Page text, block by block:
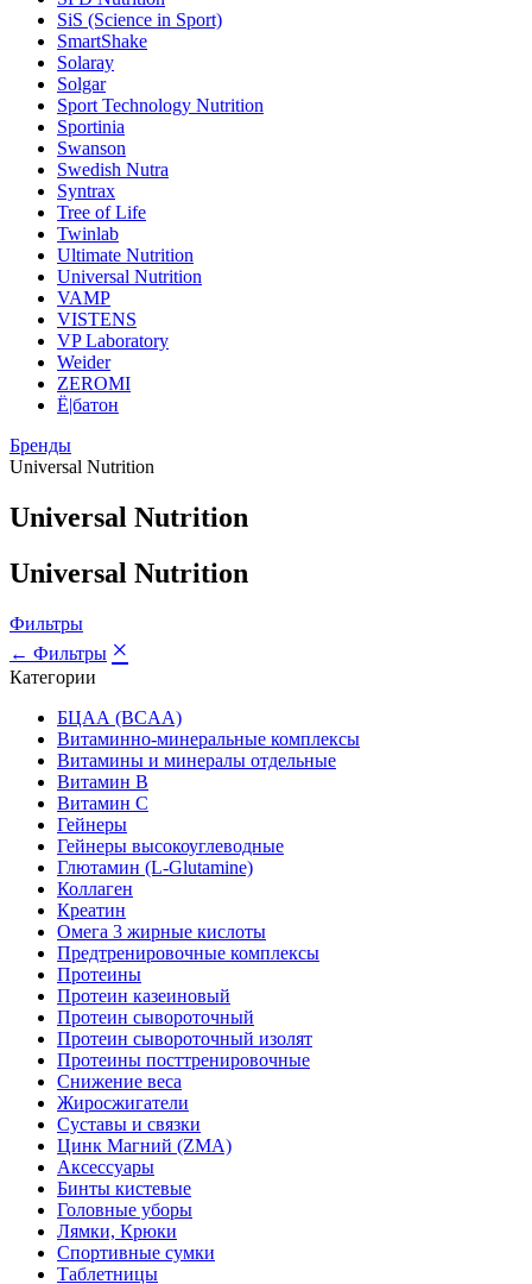
SiS (Science in Sport)
SmartShake
Solaray
Solgar
Sport Technology Nutrition
Sportinia
Swanson
Swedish Nutra
Syntrax
Tree of Life
Twinlab
Ultimate Nutrition
Universal Nutrition
VAMP
VISTENS
VP Laboratory
Weider
ZEROMI
Ё|батон
Бренды
Universal Nutrition
Universal Nutrition
Universal Nutrition
Фильтры
← Фильтры ×
Категории
БЦАА (BCAA)
Витаминно-минеральные комплексы
Витамины и минералы отдельные
Витамин B
Витамин C
Гейнеры
Гейнеры высокоуглеводные
Глютамин (L-Glutamine)
Коллаген
Креатин
Омега 3 жирные кислоты
Предтренировочные комплексы
Протеины
Протеин казеиновый
Протеин сывороточный
Протеин сывороточный изолят
Протеины посттренировочные
Снижение веса
Жиросжигатели
Суставы и связки
Цинк Магний (ZMA)
Аксессуары
Бинты кистевые
Головные уборы
Лямки, Крюки
Спортивные сумки
Таблетницы